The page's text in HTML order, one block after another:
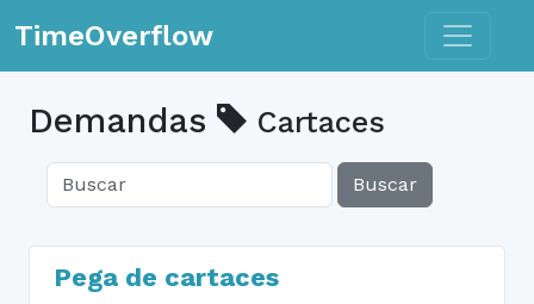
TimeOverflow Toggle
Demandas Cartaces
Buscar
Pega de cartaces